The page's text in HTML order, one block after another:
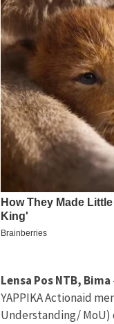
Lensa Pos NTB, Bima
YAPPIKA Actionaid
Understanding/ MoU)